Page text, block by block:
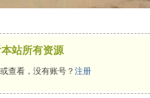
站所有资源
查看，没有账号？ 注册